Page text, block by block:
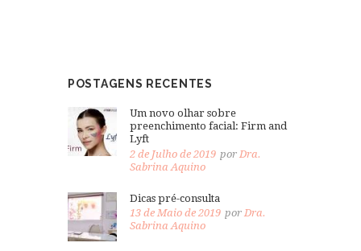
POSTAGENS RECENTES
Um novo olhar sobre
preenchimento facial: Firm and
Lyft
2 de Julho de 2019 por Dra.
Sabrina Aquino
Dicas pré-consulta
13 de Maio de 2019 porDra.
Sabrina Aquino